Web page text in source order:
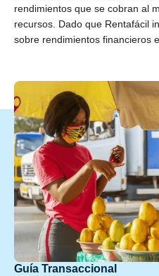
rendimientos que se cobran al
recursos. Dado que Rentafácil
sobre rendimientos financieros
Guía Transaccional